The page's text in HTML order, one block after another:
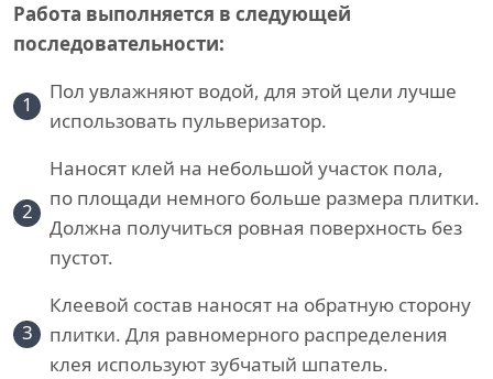
Работа выполняется в следующей
последовательности:
1
Пол увлажняют водой, для этой цели лучше
использовать пульверизатор.
2
Наносят клей на небольшой участок пола,
по площади немного больше размера плитки.
Должна получиться ровная поверхность без
пустот.
3
Клеевой состав наносят на обратную сторону
плитки. Для равномерного распределения
клея используют зубчатый шпатель.